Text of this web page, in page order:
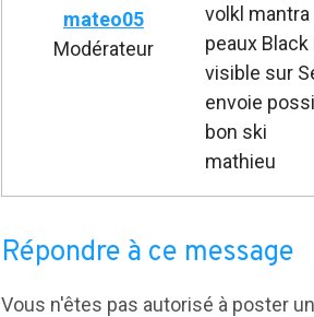
mateo05
Modérateur
volkl
peaux
visible sur
envoie
bon ski
mathieu
Répondre à ce message
Vous n'êtes pas autorisé à poster